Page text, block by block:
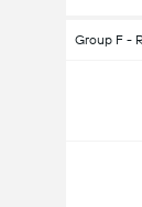
Group F -